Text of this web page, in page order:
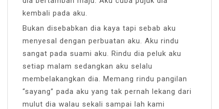
kembali pada aku.
Bukan disebabkan dia kaya tapi sebab aku
menyesal dengan perbuatan aku. Aku rindu
sangat pada suami aku. Rindu dia peluk aku
setiap malam sedangkan aku selalu
membelakangkan dia. Memang rindu pangilan
“sayang” pada aku yang tak pernah lekang dari
mulut dia walau sekali sampai lah kami